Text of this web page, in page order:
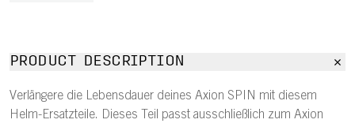
PRODUCT DESCRIPTION
Verlängere die Lebensdauer deines Axion SPIN mit diesem
Helm-Ersatzteile. Dieses Teil passt ausschließlich zum Axion